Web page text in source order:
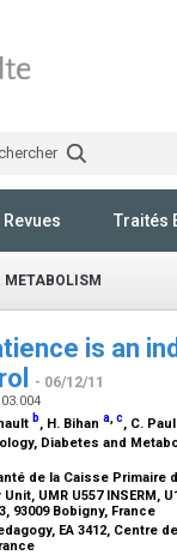
Revues Traités
METABOLISM
is an
- 06/12/11
b, H. Bihan a,c, C.
Diabetes and
de la Caisse
UMR U557 INSERM,
93009 Bobigny, France
EA 3412, Centre